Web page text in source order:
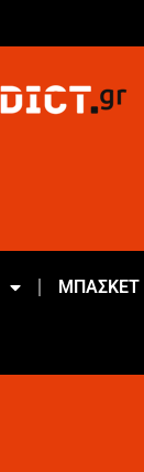
ΜΠΑΣΚΕΤ